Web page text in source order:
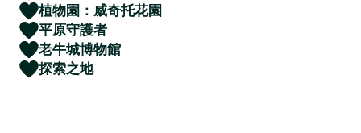
植物園：威奇托花園
平原守護者
老牛城博物館
探索之地